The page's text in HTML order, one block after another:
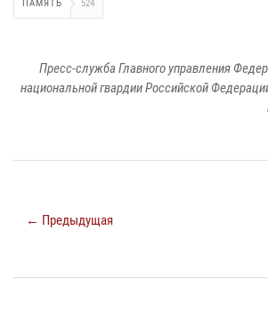
ПАМЯТЬ 524
Пресс-служба Главного управления
национальной гвардии Российской
← Предыдущая